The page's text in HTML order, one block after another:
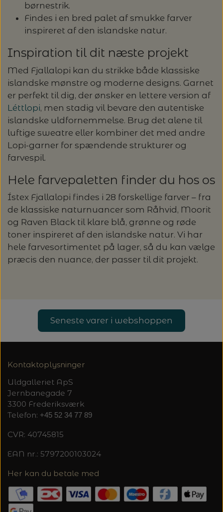
børnestrik.
Findes i en bred palet af smukke farver
inspireret af den islandske natur.
Inspiration til dit næste projekt
Med Fjallalopi kan du strikke både klassiske
islandske mønstre og moderne designs. Garnet
er perfekt til dig, der ønsker en lettere version af
Léttlopi, men stadig vil bevare den autentiske
islandske uldfornemmelse. Brug det alene til
luftige sweatre eller kombiner det med andre
Lopi-garner for spændende strukturer og
farvespil.
Hele farvepaletten finder du hos os
Ístex Fjallalopi findes i 28 forskellige farver – fra
de klassiske naturnuancer som Råhvid, Moorit
og Raven Black til klare blå, grønne og røde
toner inspireret af den islandske natur. Vi har
hele farvesortimentet på lager, så du kan vælge
præcis den nuance, der passer til dit projekt.
Seneste varer i webshoppen
Kontaktoplysninger
Uldgalleriet ApS
Jernbanegade 7
3300 Frederiksværk
Telefon: +45 52 34 77 89
CVR: 40745815
EAN nr.: 5797200103024
Her kan du betale med